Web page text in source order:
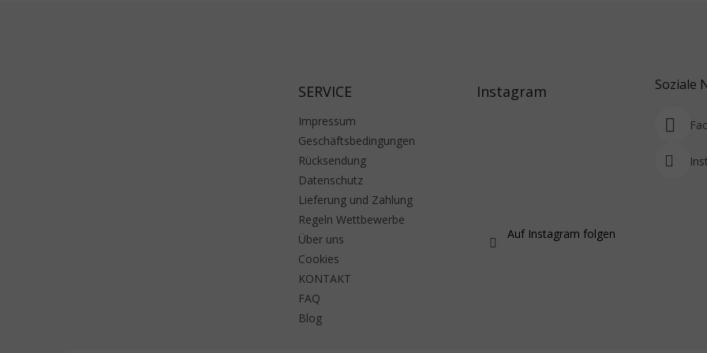
SERVICE
Impressum
Geschäftsbedingungen
Rücksendung
Datenschutz
Lieferung und Zahlung
Regeln Wettbewerbe
Über uns
Cookies
KONTAKT
FAQ
Blog
Instagram
Auf Instagram folgen
Soziale